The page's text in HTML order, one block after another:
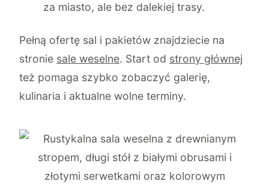
za miasto, ale bez dalekiej trasy.
Pełną ofertę sal i pakietów znajdziecie na
stronie sale weselne. Start od strony głównej
też pomaga szybko zobaczyć galerię,
kulinaria i aktualne wolne terminy.